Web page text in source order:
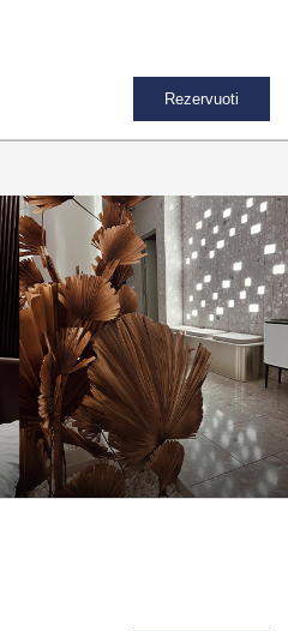
Rezervuoti